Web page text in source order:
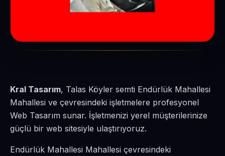
Kral Tasarım, Talas Köyler semti Endürlük Mahallesi
Mahallesi ve çevresindeki işletmelere profesyonel
Web Tasarım sunar. İşletmenizi yerel müşterilerinize
güçlü bir web sitesiyle ulaştırıyoruz.
Endürlük Mahallesi Mahallesi çevresindeki